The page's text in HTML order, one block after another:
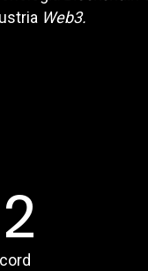
Web3.